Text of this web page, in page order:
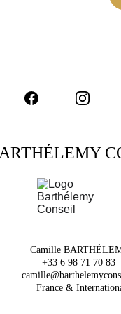
Camille
+33 6 98 71 70 83
France &